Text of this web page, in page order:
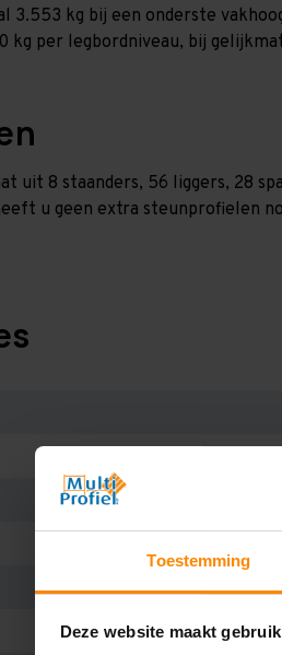
Toestemming
Deze website maakt
3.553 kg bij een onderste
kg per legbordniveau, bij
uit 8 staanders, 56 liggers, 28
u geen extra steunprofielen